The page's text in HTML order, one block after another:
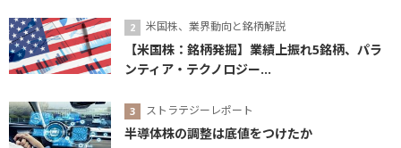
米国株、業界動向と銘柄解説
【米国株：銘柄発掘】業績上振れ5銘柄、パラ
ンティア・テクノロジー...
ストラテジーレポート
半導体株の調整は底値をつけたか